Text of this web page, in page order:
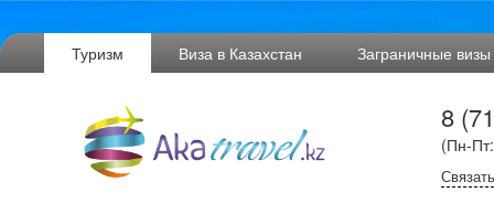
Туризм Виза в Казахстан Заграничные визы
8
(Пн-